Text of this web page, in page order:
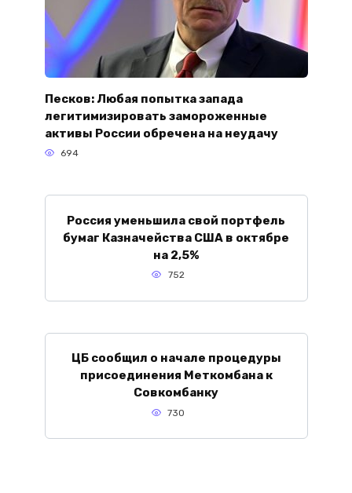
Песков: Любая попытка запада
легитимизировать замороженные
активы России обречена на неудачу
694
Россия уменьшила свой портфель
бумаг Казначейства США в октябре
на 2,5%
752
ЦБ сообщил о начале процедуры
присоединения Меткомбана к
Совкомбанку
730